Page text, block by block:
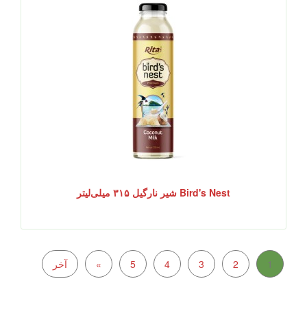
Bird's Nest شیر نارگیل ۳۱۵ میلی‌لیتر
1
2
3
4
5
» آخر